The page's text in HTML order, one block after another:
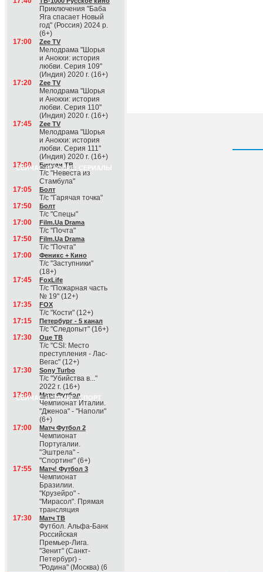
Приключения "Баба
Яга спасает Новый
год" (Россия) 2024 р.
(6+)
17:00
Zee TV
Мелодрама "Шорья
и Анокхи: история
любви. Серия 109"
(Индия) 2020 г. (16+)
17:20
Zee TV
Мелодрама "Шорья
и Анокхи: история
любви. Серия 110"
(Индия) 2020 г. (16+)
17:45
Zee TV
Мелодрама "Шорья
и Анокхи: история
любви. Серия 111"
(Индия) 2020 г. (16+)
СЕЙЧАС В ЭФИРЕ: СЕРИАЛЫ
17:00 Бигуди ТВ
Т/с "Невеста из
Стамбула"
17:05
Болт
Т/с "Гарячая точка"
17:50
Болт
Т/с "Спецы"
17:00
Film.Ua Drama
Т/с "Почта"
17:50
Film.Ua Drama
Т/с "Почта"
17:00
Феникс + Кино
Т/с "Заступники"
(18+)
17:45
FoxLife
Т/с "Пожарная часть
№ 19" (12+)
17:35
FOX
Т/с "Кости" (12+)
17:15
Петербург - 5 канал
Т/с "Следопыт" (16+)
17:30
Оце ТВ
Т/с "CSI: Место
преступления - Лас-
Вегас" (12+)
17:30
Sony Turbo
Т/с "Убийства в..."
2022 г. (16+)
СЕЙЧАС В ЭФИРЕ: СПОРТ
17:00 Матч Футбол
Чемпионат Италии.
"Дженоа" - "Наполи"
(6+)
17:00
Матч Футбол 2
Чемпионат
Португалии.
"Эштрела" -
"Спортинг" (6+)
17:55
Матч! Футбол 3
Чемпионат
Бразилии.
"Крузейро" -
"Мирасол". Прямая
трансляция
17:30
Матч ТВ
Футбол. Альфа-Банк
Российская
Премьер-Лига.
"Зенит" (Санкт-
Петербург) -
"Родина" (Москва) (6